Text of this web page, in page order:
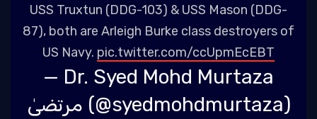
USS Truxtun (DDG-103) & USS Mason (DDG-
87), both are Arleigh Burke class destroyers of
US Navy. pic.twitter.com/ccUpmEcEBT
— Dr. Syed Mohd Murtaza
مرتضیٰ (@syedmohdmurtaza)